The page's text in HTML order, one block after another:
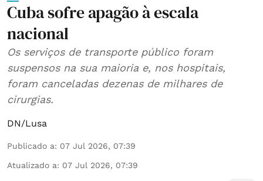
Cuba sofre apagão à escala
nacional
Os serviços de transporte público foram
suspensos na sua maioria e, nos hospitais,
foram canceladas dezenas de milhares de
cirurgias.
DN/Lusa
Publicado a: 07 Jul 2026, 07:39
Atualizado a: 07 Jul 2026, 07:39